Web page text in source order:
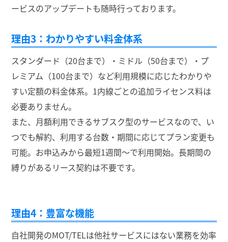
ービスのアップデートも随時行っております。
理由3：わかりやすい料金体系
スタンダード（20台まで）・ミドル（50台まで）・プ
レミアム（100台まで）など利用規模に応じたわかりや
すい定額の料金体系。1内線ごとの追加ライセンス料は
必要ありません。
また、月額利用できるサブスク型のサービスなので、い
つでも解約、利用する台数・期間に応じてプラン変更も
可能。お申込みから最短1週間～で利用開始。長期間の
縛りがあるリース契約は不要です。
理由4：豊富な機能
自社開発のMOT/TELは他社サービスにはない業務を効率